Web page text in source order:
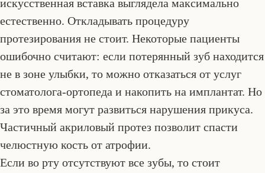
искусственная вставка выглядела максимально
естественно. Откладывать процедуру
протезирования не стоит. Некоторые пациенты
ошибочно считают: если потерянный зуб находится
не в зоне улыбки, то можно отказаться от услуг
стоматолога-ортопеда и накопить на имплантат. Но
за это время могут развиться нарушения прикуса.
Частичный акриловый протез позволит спасти
челюстную кость от атрофии.
Если во рту отсутствуют все зубы, то стоит